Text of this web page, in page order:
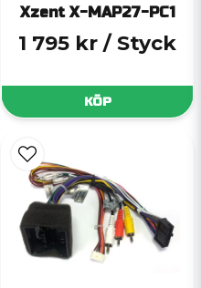
Xzent X-MAP27-PC1
1 795 kr / Styck
KÖP